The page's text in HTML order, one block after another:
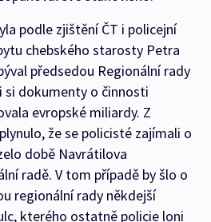
podle zjištění ČT i policejní
chebského starosty Petra
předsedou Regionální rady
si dokumenty o činnosti
evropské miliardy. Z
že se policisté zajímali o
době Navrátilova
radě. V tom případě by šlo o
regionální rady někdejší
kterého ostatně policie loni